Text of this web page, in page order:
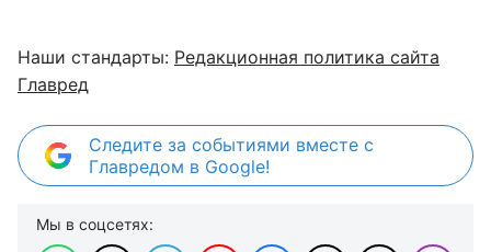
Наши стандарты: Редакционная политика сайта
Главред
Следите за событиями вместе с
Главредом в Google!
Мы в соцсетях: